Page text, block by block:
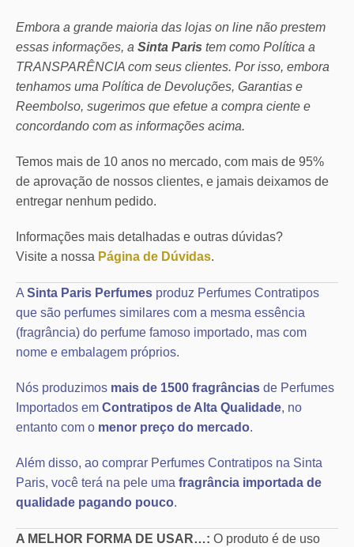
Embora a grande maioria das lojas on line não prestem
essas informações, a Sinta Paris tem como Política a
TRANSPARÊNCIA com seus clientes. Por isso, embora
tenhamos uma Política de Devoluções, Garantias e
Reembolso, sugerimos que efetue a compra ciente e
concordando com as informações acima.
Temos mais de 10 anos no mercado, com mais de 95%
de aprovação de nossos clientes, e jamais deixamos de
entregar nenhum pedido.
Informações mais detalhadas e outras dúvidas?
Visite a nossa Página de Dúvidas.
A Sinta Paris Perfumes produz Perfumes Contratipos
que são perfumes similares com a mesma essência
(fragrância) do perfume famoso importado, mas com
nome e embalagem próprios.
Nós produzimos mais de 1500 fragrâncias de Perfumes
Importados em Contratipos de Alta Qualidade, no
entanto com o menor preço do mercado.
Além disso, ao comprar Perfumes Contratipos na Sinta
Paris, você terá na pele uma fragrância importada de
qualidade pagando pouco.
A MELHOR FORMA DE USAR…: O produto é de uso